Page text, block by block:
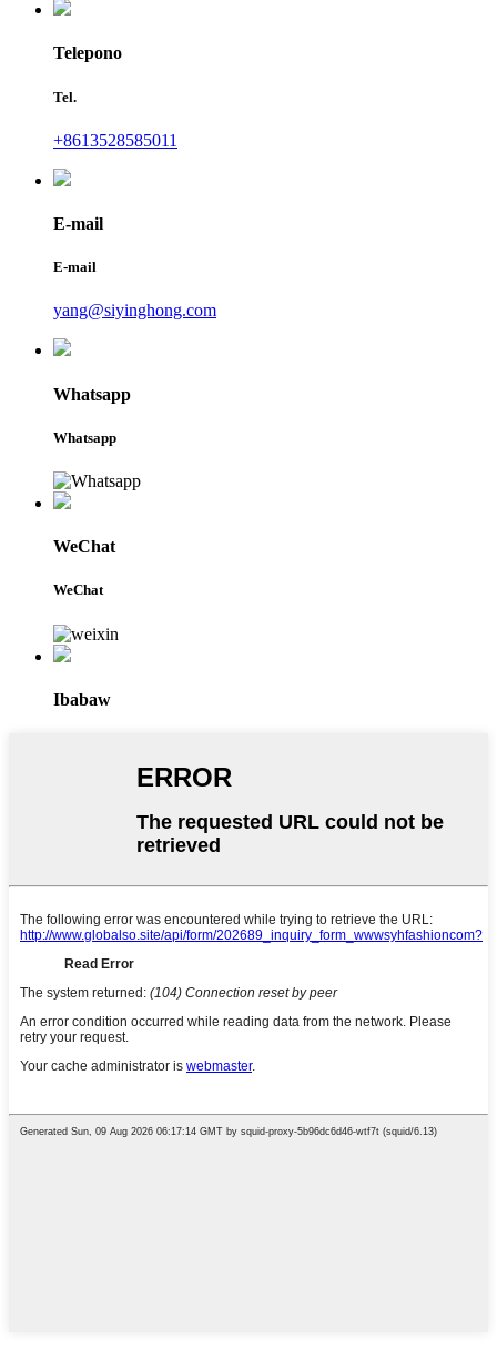
Telepono
Tel.
+8613528585011
E-mail
E-mail
yang@siyinghong.com
Whatsapp
Whatsapp
WeChat
WeChat
Ibabaw